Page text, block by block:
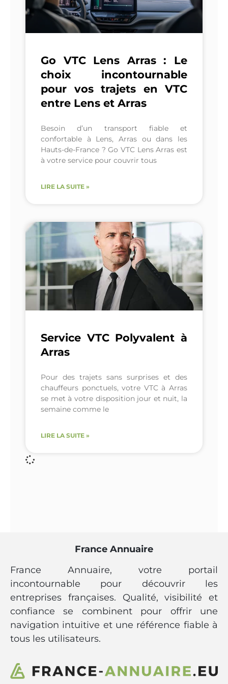
Go VTC Lens Arras : Le
choix incontournable
pour vos trajets en VTC
entre Lens et Arras
Besoin d’un transport fiable et
confortable à Lens, Arras ou dans les
Hauts-de-France ? Go VTC Lens Arras est
à votre service pour couvrir tous
LIRE LA SUITE »
Service VTC Polyvalent à
Arras
Pour des trajets sans surprises et des
chauffeurs ponctuels, votre VTC à Arras
se met à votre disposition jour et nuit, la
semaine comme le
LIRE LA SUITE »
France Annuaire
France Annuaire, votre portail
incontournable pour découvrir les
entreprises françaises. Qualité, visibilité et
confiance se combinent pour offrir une
navigation intuitive et une référence fiable à
tous les utilisateurs.